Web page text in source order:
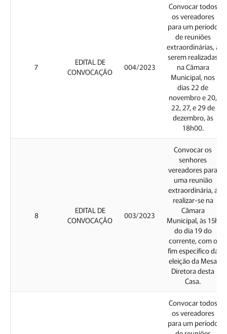
7
EDITAL DE
CONVOCAÇÃO
004/2023
Convocar todos
os vereadores
para um período
de reuniões
extraordinárias, a
serem realizadas
na Câmara
Municipal, nos
dias 22 de
novembro e 20,
22, 27, e 29 de
dezembro, às
18h00.
8
EDITAL DE
CONVOCAÇÃO
003/2023
Convocar os
senhores
vereadores para
uma reunião
extraordinária, a
realizar-se na
Câmara
Municipal, às 15h
do dia 19 do
corrente, com o
fim específico da
eleição da Mesa
Diretora desta
Casa.
Convocar todos
os vereadores
para um período